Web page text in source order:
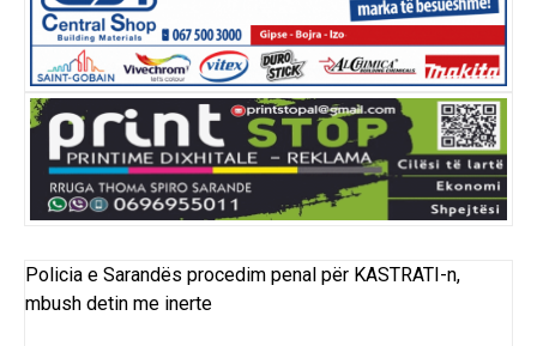
Policia e Sarandës procedim penal për KASTRATI-n,
mbush detin me inerte